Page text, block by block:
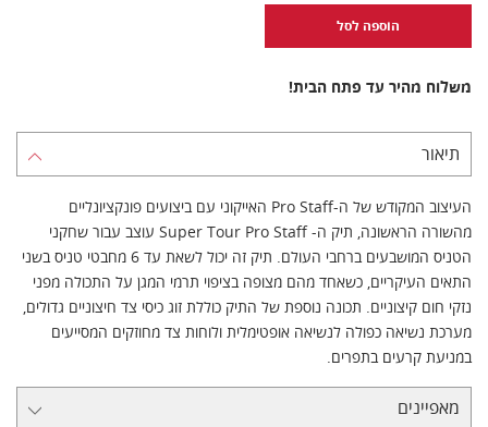
הוספה לסל
משלוח מהיר עד פתח הבית!
תיאור
העיצוב המקודש של ה-Pro Staff האייקוני עם ביצועים פונקציונליים
מהשורה הראשונה, תיק ה- Super Tour Pro Staff עוצב עבור שחקני
הטניס המושבעים ברחבי העולם. תיק זה יכול לשאת עד 6 מחבטי טניס בשני
התאים העיקריים, כשאחד מהם מצופה בציפוי תרמי המגן על התכולה מפני
נזקי חום קיצוניים. תכונה נוספת של התיק כוללת זוג כיסי צד חיצוניים גדולים,
מערכת נשיאה כפולה לנשיאה אופטימלית ולוחות צד מחוזקים המסייעים
במניעת קרעים בתפרים.
מאפיינים